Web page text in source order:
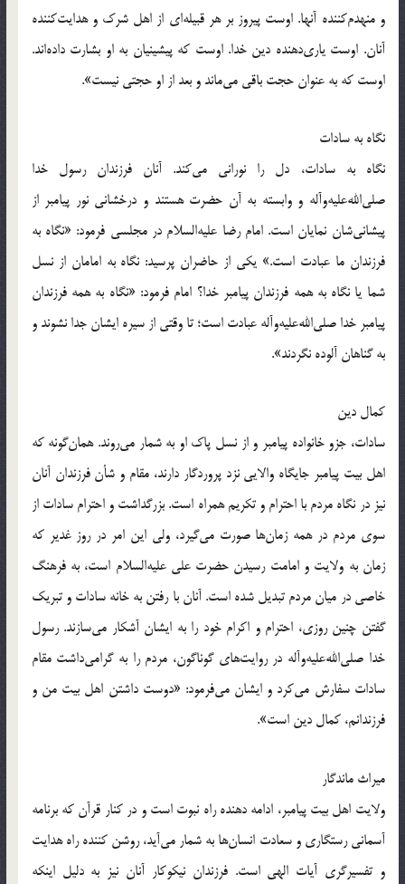
و منهدم‌کننده آنها. اوست پیروز بر هر قبیله‌ای از اهل شرک و هدایت‌کننده
آنان. اوست یاری‌دهنده دین خدا. اوست که پیشینیان به او بشارت داده‌اند.
اوست که به عنوان حجت باقی می‌ماند و بعد از او حجتی نیست».
نگاه به سادات
نگاه به سادات، دل را نورانی می‌کند. آنان فرزندان رسول خدا
صلی‌الله‌علیه‌و‌آله و وابسته به آن حضرت هستند و درخشانی نور پیامبر از
پیشانی‌شان نمایان است. امام رضا علیه‌السلام در مجلسی فرمود: «نگاه به
فرزندان ما عبادت است.» یکی از حاضران پرسید: نگاه به امامان از نسل
شما یا نگاه به همه فرزندان پیامبر خدا؟ امام فرمود: «نگاه به همه فرزندان
پیامبر خدا صلی‌الله‌علیه‌و‌آله عبادت است؛ تا وقتی از سیره ایشان جدا نشوند و
به گناهان آلوده نگردند».
کمال دین
سادات، جزو خانواده پیامبر و از نسل پاک او به شمار می‌روند. همان‌گونه که
اهل بیت پیامبر جایگاه والایی نزد پروردگار دارند، مقام و شأن فرزندان آنان
نیز در نگاه مردم با احترام و تکریم همراه است. بزرگداشت و احترام سادات از
سوی مردم در همه زمان‌ها صورت می‌گیرد، ولی این امر در روز غدیر که
زمان به ولایت و امامت رسیدن حضرت علی علیه‌السلام است، به فرهنگ
خاصی در میان مردم تبدیل شده است. آنان با رفتن به خانه سادات و تبریک
گفتن چنین روزی، احترام و اکرام خود را به ایشان آشکار می‌سازند. رسول
خدا صلی‌الله‌علیه‌و‌آله در روایت‌های گوناگون، مردم را به گرامی‌داشت مقام
سادات سفارش می‌کرد و ایشان می‌فرمود: «دوست داشتن اهل بیت من و
فرزندانم، کمال دین است».
میراث ماندگار
ولایت اهل بیت پیامبر، ادامه دهنده راه نبوت است و در کنار قرآن که برنامه
آسمانی رستگاری و سعادت انسان‌ها به شمار می‌آید، روشن کننده راه هدایت
و تفسیرگری آیات الهی است. فرزندان نیکوکار آنان نیز به دلیل اینکه